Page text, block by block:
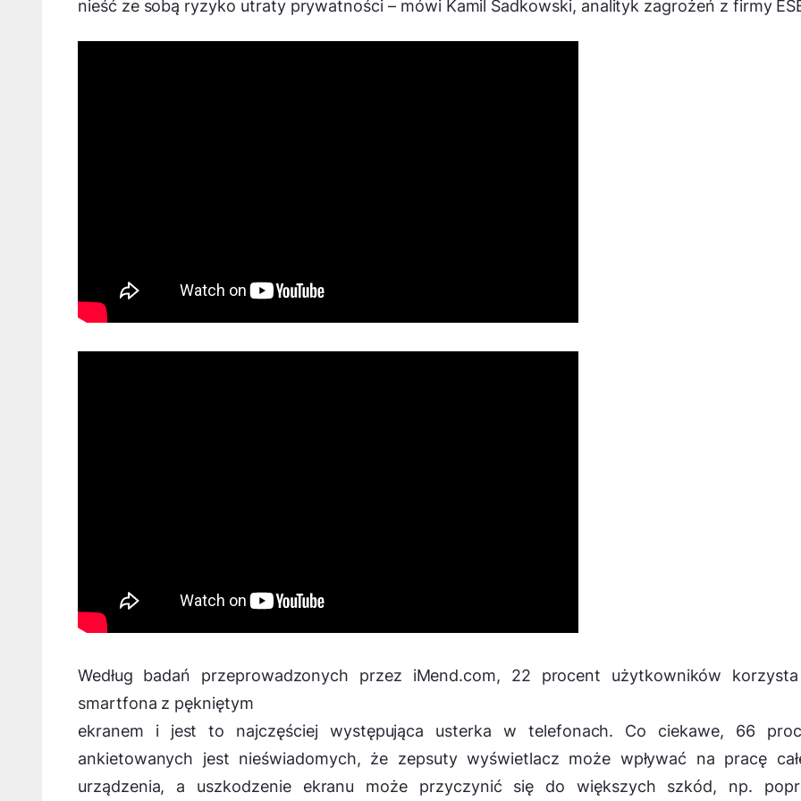
nieść ze sobą ryzyko utraty prywatności – mówi Kamil Sadkowski, analityk zagrożeń z firmy
Według badań przeprowadzonych przez iMend.com, 22 procent użytkowników
smartfona z pękniętym
ekranem i jest to najczęściej występująca usterka w telefonach. Co ciekawe, 66
ankietowanych jest nieświadomych, że zepsuty wyświetlacz może wpływać na pracę
urządzenia, a uszkodzenie ekranu może przyczynić się do większych szkód, np.